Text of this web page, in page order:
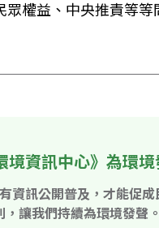
權益、中央推責等
資訊中心》為環境
資訊公開普及，才能促
讓我們持續為環境發聲。